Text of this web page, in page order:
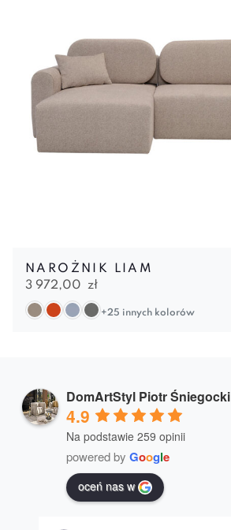
NAROŻNIK LIAM
3 972,00 zł
+25 innych kolorów
DomArtStyl Piotr Śniegocki
4.9
Na podstawie 259 opinii
powered by Google
oceń nas w